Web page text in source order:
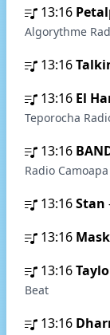
13:16
Algorythme
13:16
13:16 El
Teporocha
13:16
Radio
13:16Stan
13:16
13:16
Beat
13:16